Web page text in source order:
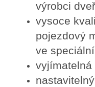
výrobci
vysoce
pojezdový
ve
vyjímatelná